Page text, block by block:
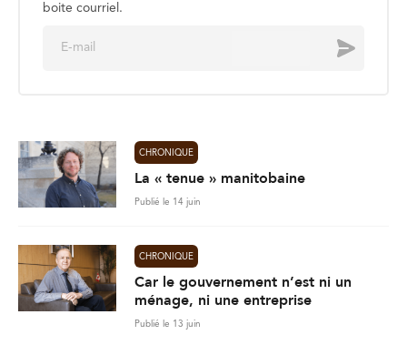
boite courriel.
Envoyer
CHRONIQUE
La « tenue » manitobaine
Publié le 14 juin
CHRONIQUE
Car le gouvernement n’est ni un
ménage, ni une entreprise
Publié le 13 juin